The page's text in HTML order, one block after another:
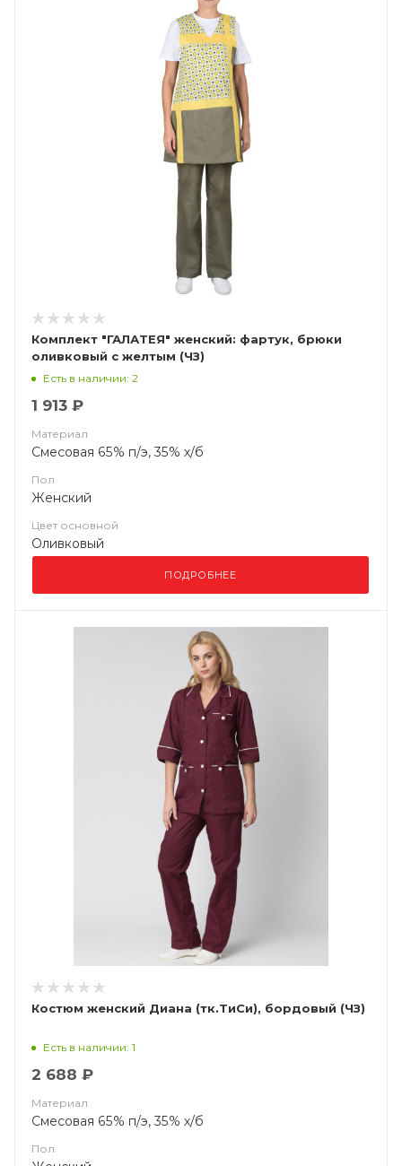
Комплект "ГАЛАТЕЯ" женский: фартук, брюки
оливковый с желтым (ЧЗ)
Есть в наличии: 2
1 913 ₽
Материал
Смесовая 65% п/э, 35% х/б
Пол
Женский
Цвет основной
Оливковый
ПОДРОБНЕЕ
Костюм женский Диана (тк.ТиСи), бордовый (ЧЗ)
Есть в наличии: 1
2 688 ₽
Материал
Смесовая 65% п/э, 35% х/б
Пол